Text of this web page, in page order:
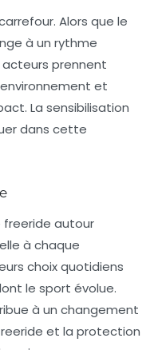
Alors que le
à un rythme
prennent
et
La sensibilisation
dans cette
freeride autour
à chaque
choix quotidiens
le sport évolue.
à un changement
et la protection